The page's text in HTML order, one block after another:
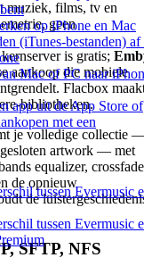
op iPhone en Mac
(iTunes-bestanden) af
Mac of PC naar
app uit de App Store of
met een
tussen Evermusic
tussen Evermusic
muziek, films, tv en
geen
is gratis;
aankoop die mobiele
Flacbox
bibliotheken.
je volledige collectie
artwork — met
equalizer, crossfade
de opnieuw
de
SFTP, NFS